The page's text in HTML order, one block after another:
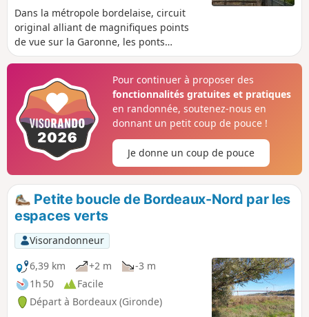
Dans la métropole bordelaise, circuit
original alliant de magnifiques points
de vue sur la Garonne, les ponts
Chaban-Delmas et d'Aquitaine ainsi que
en pleine nature, mais aussi un bout du
"vieux" Lormont. Attention de nombreux
escaliers (mais en très bon état).
Pour continuer à proposer des
fonctionnalités gratuites et pratiques
en randonnée, soutenez-nous en
donnant un petit coup de pouce !
Je donne un coup de pouce
Petite boucle de Bordeaux-Nord par les
espaces verts
Visorandonneur
6,39 km
+2 m
-3 m
1h 50
Facile
Départ à Bordeaux (Gironde)